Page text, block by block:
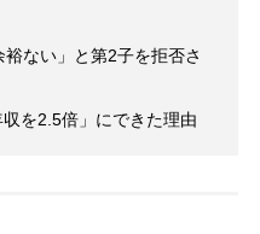
ない」と第2子を拒否さ
を2.5倍」にできた理由